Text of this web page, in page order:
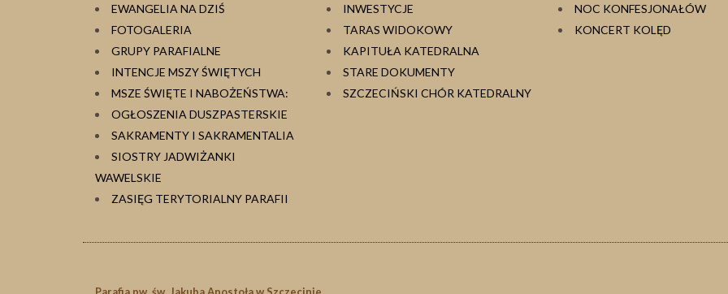
EWANGELIA NA DZIŚ
FOTOGALERIA
GRUPY PARAFIALNE
INTENCJE MSZY ŚWIĘTYCH
MSZE ŚWIĘTE I NABOŻEŃSTWA:
OGŁOSZENIA DUSZPASTERSKIE
SAKRAMENTY I SAKRAMENTALIA
SIOSTRY JADWIŻANKI
WAWELSKIE
ZASIĘG TERYTORIALNY PARAFII
INWESTYCJE
TARAS WIDOKOWY
KAPITUŁA KATEDRALNA
STARE DOKUMENTY
SZCZECIŃSKI CHÓR KATEDRALNY
NOC KONFESJONAŁÓW
KONCERT KOLĘD